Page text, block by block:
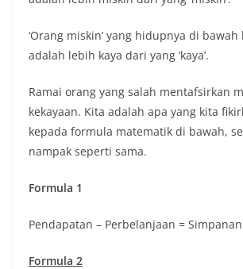
‘Orang miskin’ yang hidupnya di
adalah lebih kaya dari yang ‘kaya’.
Ramai orang yang salah mentafsirkan
kekayaan. Kita adalah apa yang kita
kepada formula matematik di bawah,
nampak seperti sama.
Formula 1
Pendapatan – Perbelanjaan = Simpanan
Formula 2